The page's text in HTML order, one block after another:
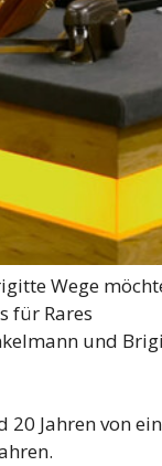
Wege
für Rares
und
Jahren von